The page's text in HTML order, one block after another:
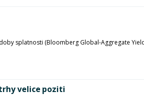
splatnosti (Bloomberg Global-Aggregate
velice poziti